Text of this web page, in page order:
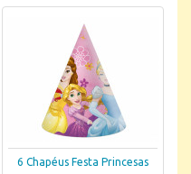
6 Chapéus Festa Princesas